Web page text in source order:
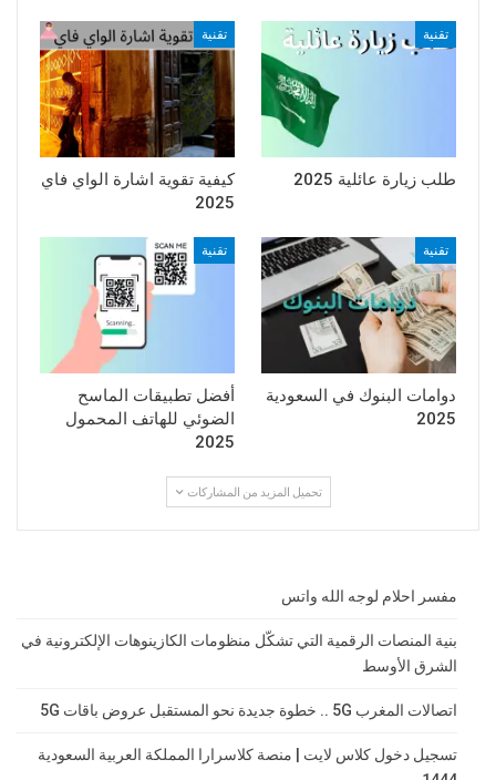
تقنية
طلب زيارة عائلية 2025
تقنية
كيفية تقوية اشارة الواي فاي
2025
تقنية
دوامات البنوك في السعودية
2025
تقنية
أفضل تطبيقات الماسح
الضوئي للهاتف المحمول
2025
تحميل المزيد من المشاركات
مفسر احلام لوجه الله واتس
بنية المنصات الرقمية التي تشكّل منظومات الكازينوهات الإلكترونية في
الشرق الأوسط
اتصالات المغرب 5G .. خطوة جديدة نحو المستقبل عروض باقات 5G
تسجيل دخول كلاس لايت | منصة كلاسرارا المملكة العربية السعودية